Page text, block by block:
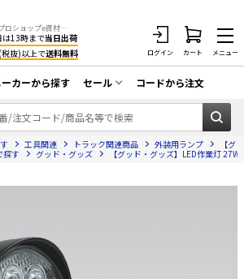
工事資材のプロショップe資材 CATV・アンテナ・防犯・光・LAN・電気・空調工事など
は13時まで当日出荷
抜)以上で送料無料 ログイン カート メニュー
ビ用接栓／関連工具
・ブースター／CATV
機器／RCAケーブル
アダプタ
・アンテナ工事
事・FTTH工事
配線工事
工事
ーカーから探す セール
在庫一掃セール
コードから注文
工具関連 トラック関連商品 外装用ランプ
【グ
探す グッド・グッズ 【グッド・グッズ】LED作業灯